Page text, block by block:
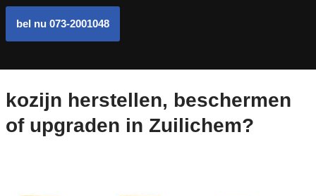
bel nu 073-2001048
kozijn herstellen, beschermen
of upgraden in Zuilichem?